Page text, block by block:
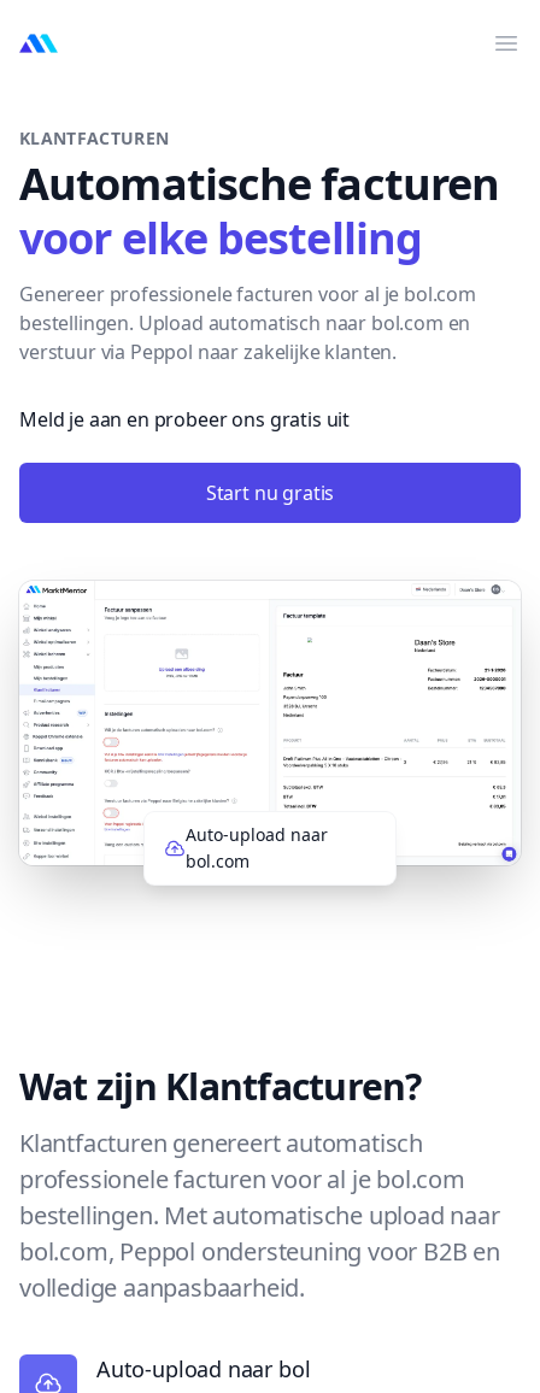
MarktMentor
KLANTFACTUREN
Automatische facturen
voor elke bestelling
Genereer professionele facturen voor al je bol.com
bestellingen. Upload automatisch naar bol.com en
verstuur via Peppol naar zakelijke klanten.
Meld je aan en probeer ons gratis uit
Start nu gratis
Auto-upload naar
bol.com
Wat zijn Klantfacturen?
Klantfacturen genereert automatisch
professionele facturen voor al je bol.com
bestellingen. Met automatische upload naar
bol.com, Peppol ondersteuning voor B2B en
volledige aanpasbaarheid.
Auto-upload naar bol